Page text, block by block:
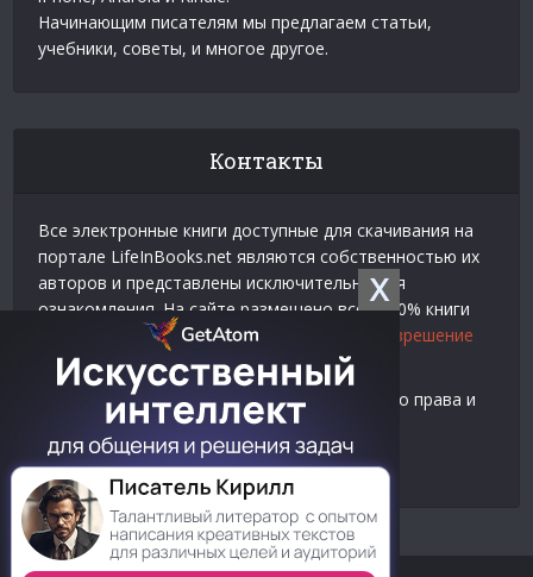
X
Начинающим писателям мы предлагаем статьи,
учебники, советы, и многое другое.
Контакты
Все электронные книги доступные для скачивания на
портале LifeInBooks.net являются собственностью их
авторов и представлены исключительно для
ознакомления. На сайте размещено всего 20% книги
взятой у нашего партнера Официальное разрешение
на использование материалов Litres.
Контакты для связи по вопросам авторского права и
рекламы:
E-mail:admin@lifeinbooks.net